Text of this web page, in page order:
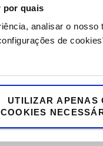
por quais
analisar o
de
UTILIZAR APENAS
COOKIES
e
por
descuido
pelo